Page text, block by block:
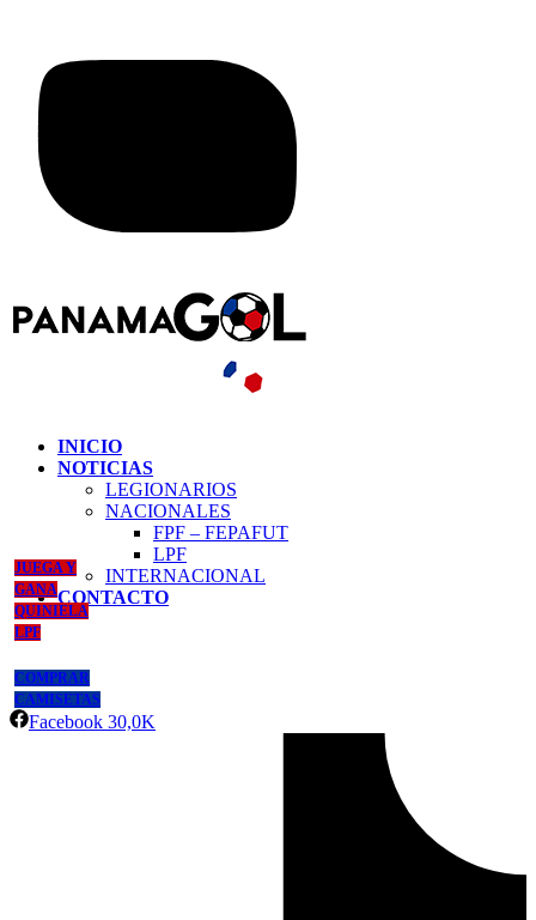
INICIO
NOTICIAS
LEGIONARIOS
NACIONALES
FPF – FEPAFUT
LPF
INTERNACIONAL
CONTACTO
JUEGA Y
GANA
QUINIELA
LPF
COMPRAR
CAMISETAS
Facebook 30,0K